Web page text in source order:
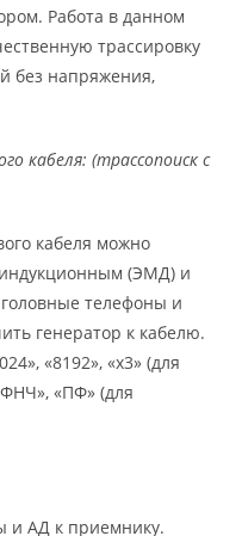
Работа в данном
трассировку
без напряжения,
кабеля: (трассопоиск с
кабеля можно
(ЭМД) и
телефоны и
генератор к кабелю.
«8192», «х3» (для
«ПФ» (для
и АД к приемнику.